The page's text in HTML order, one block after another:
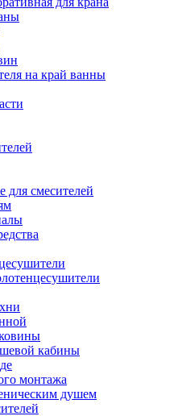
на край ванны
смесителей
кабины
монтажа
душем